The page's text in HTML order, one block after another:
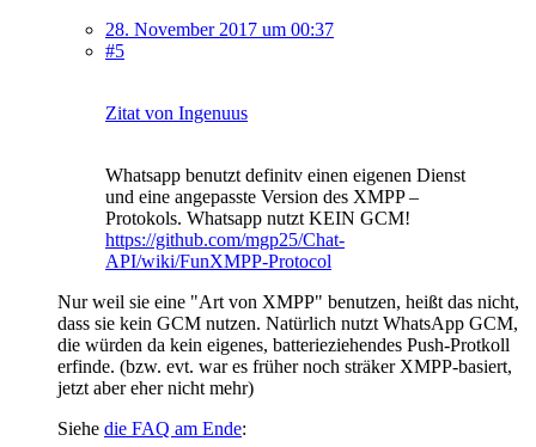
28. November 2017 um 00:37
#5
Zitat von Ingenuus
Whatsapp benutzt definitv einen eigenen Dienst
und eine angepasste Version des XMPP –
Protokols. Whatsapp nutzt KEIN GCM!
https://github.com/mgp25/Chat-
API/wiki/FunXMPP-Protocol
Nur weil sie eine "Art von XMPP" benutzen, heißt das nicht,
dass sie kein GCM nutzen. Natürlich nutzt WhatsApp GCM,
die würden da kein eigenes, batterieziehendes Push-Protkoll
erfinde. (bzw. evt. war es früher noch sträker XMPP-basiert,
jetzt aber eher nicht mehr)
Siehe die FAQ am Ende: